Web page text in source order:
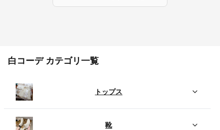
白コーデ カテゴリ一覧
トップス
靴